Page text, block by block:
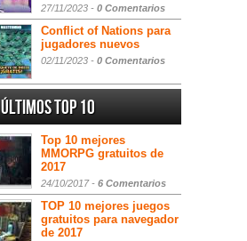
27/11/2023 - 0 Comentarios
Conflict of Nations para
jugadores nuevos
02/11/2023 - 0 Comentarios
Últimos Top 10
Top 10 mejores
MMORPG gratuitos de
2017
24/10/2017 - 6 Comentarios
TOP 10 mejores juegos
gratuitos para navegador
de 2017